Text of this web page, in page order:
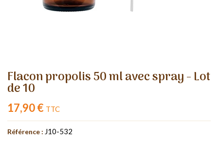
Flacon propolis 50 ml avec spray - Lot
de 10
17,90 € TTC
Référence : J10-532